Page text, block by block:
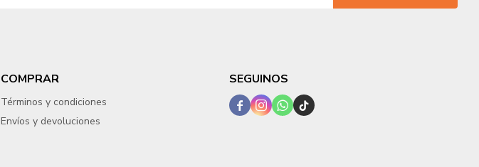
COMPRAR
Términos y condiciones
Envíos y devoluciones
SEGUINOS
   